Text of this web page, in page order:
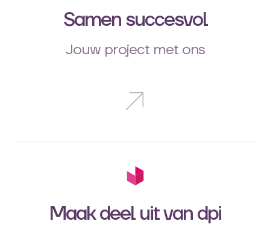
Samen succesvol
Jouw project met ons
Maak deel uit van dpi